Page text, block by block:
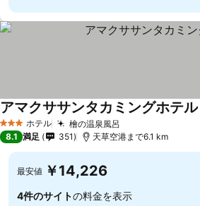
3 ホテルのランク
ホテル 檜の温泉風呂
アマクササンタカミングホテル
8.1 満足 351 天草空港まで6.1 km
最安値 ￥14,226
4件のサイトの料金を表示